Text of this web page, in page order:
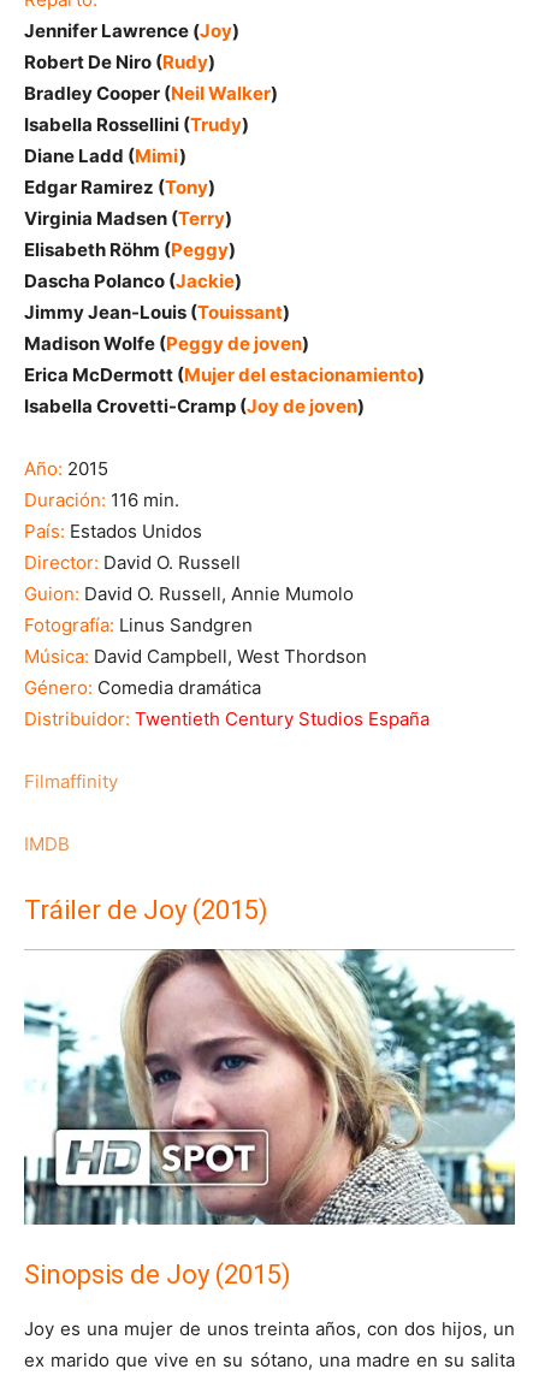
Jennifer Lawrence (Joy)
Robert De Niro (Rudy)
Bradley Cooper (Neil Walker)
Isabella Rossellini (Trudy)
Diane Ladd (Mimi)
Edgar Ramirez (Tony)
Virginia Madsen (Terry)
Elisabeth Röhm (Peggy)
Dascha Polanco (Jackie)
Jimmy Jean-Louis (Touissant)
Madison Wolfe (Peggy de joven)
Erica McDermott (Mujer del estacionamiento)
Isabella Crovetti-Cramp (Joy de joven)
Año: 2015
Duración: 116 min.
País: Estados Unidos
Director: David O. Russell
Guion: David O. Russell, Annie Mumolo
Fotografía: Linus Sandgren
Música: David Campbell, West Thordson
Género: Comedia dramática
Distribuidor: Twentieth Century Studios España
Filmaffinity
IMDB
Tráiler de Joy (2015)
Sinopsis de Joy (2015)
Joy es una mujer de unos treinta años, con dos hijos, un
ex marido que vive en su sótano, una madre en su salita